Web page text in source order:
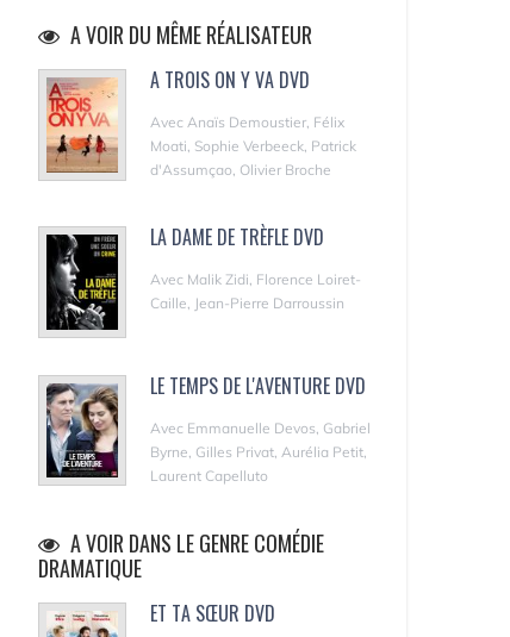
A VOIR DU MÊME RÉALISATEUR
A TROIS ON Y VA DVD
Avec Anaïs Demoustier, Félix
Moati, Sophie Verbeeck, Patrick
d'Assumçao, Olivier Broche
LA DAME DE TRÈFLE DVD
Avec Malik Zidi, Florence Loiret-
Caille, Jean-Pierre Darroussin
LE TEMPS DE L'AVENTURE DVD
Avec Emmanuelle Devos, Gabriel
Byrne, Gilles Privat, Aurélia Petit,
Laurent Capelluto
A VOIR DANS LE GENRE COMÉDIE
DRAMATIQUE
ET TA SŒUR DVD